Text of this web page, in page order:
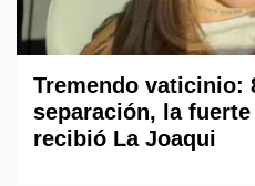
Tremendo vaticinio:
separación, la
recibió La Joaqui